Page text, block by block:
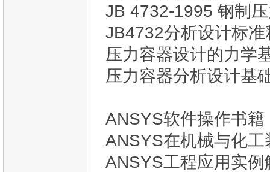
JB 4732-1995 钢制
JB4732分析设计标准
压力容器设计的力学
压力容器分析设计基
ANSYS软件操作书籍
ANSYS在机械与化
ANSYS工程应用实